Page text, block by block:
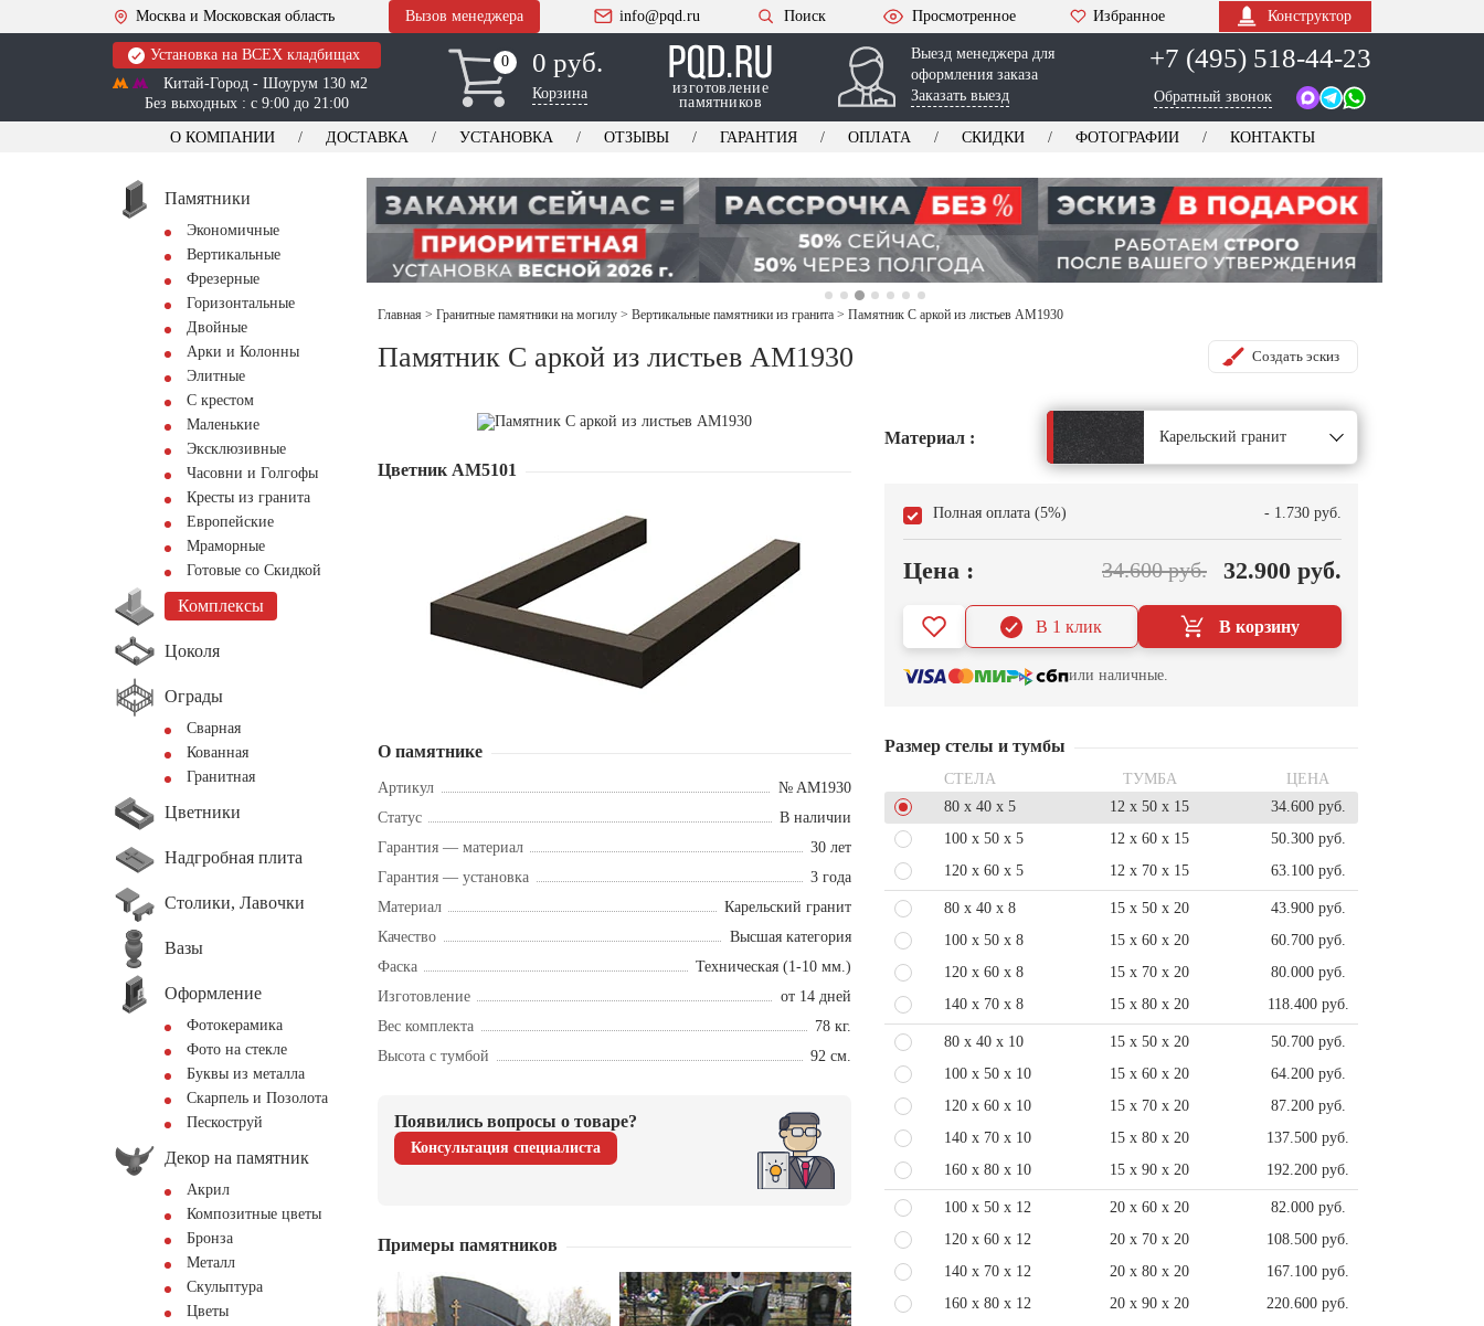
Москва и Московская область Вызов менеджера info@pqd.ru Поиск Просмотренное Избранное Конструктор
Установка на ВСЕХ кладбищах
Китай-Город - Шоурум 130 м2
Без выходных : с 9:00 до 21:00
0
0 0 руб.
Корзина
изготовление
памятников
Выезд менеджера для
оформления заказа
Заказать выезд
+7 (495) 518-44-23
Обратный звонок
О КОМПАНИИ ДОСТАВКА УСТАНОВКА ОТЗЫВЫ ГАРАНТИЯ ОПЛАТА СКИДКИ ФОТОГРАФИИ КОНТАКТЫ
Памятники
Экономичные
Вертикальные
Фрезерные
Горизонтальные
Двойные
Арки и Колонны
Элитные
С крестом
Маленькие
Эксклюзивные
Часовни и Голгофы
Кресты из гранита
Европейские
Мраморные
Готовые со Скидкой
Комплексы
Цоколя
Ограды
Сварная
Кованная
Гранитная
Цветники
Надгробная плита
Столики, Лавочки
Вазы
Оформление
Фотокерамика
Фото на стекле
Буквы из металла
Скарпель и Позолота
Пескоструй
Декор на памятник
Акрил
Композитные цветы
Бронза
Металл
Скульптура
Цветы
Главная > Гранитные памятники на могилу > Вертикальные памятники из гранита > Памятник С аркой из листьев AM1930
Памятник С аркой из листьев AM1930 Создать эскиз
Цветник АМ5101
О памятнике
Артикул
№ AM1930
Статус
В наличии
Гарантия — материал
30 лет
Гарантия — установка
3 года
Материал
Карельский гранит
Качество
Высшая категория
Фаска
Техническая (1-10 мм.)
Изготовление
от 14 дней
Вес комплекта
78 кг.
Высота с тумбой
92 см.
Появились вопросы о товаре?
Консультация специалиста
Примеры памятников
Материал : Карельский гранит
Полная оплата (5%) - 1.730 руб.
Цена : 34.600 руб. 32.900 руб.
В корзину
В 1 клик
или наличные.
Размер стелы и тумбы
СТЕЛА ТУМБА
ЦЕНА
80 x 40 x 5
12 x 50 x 15
34.600 руб.
100 x 50 x 5
12 x 60 x 15
50.300 руб.
120 x 60 x 5
12 x 70 x 15 63.100 руб.
80 x 40 x 8 15 x 50 x 20
43.900 руб.
100 x 50 x 8
15 x 60 x 20
60.700 руб.
120 x 60 x 8
15 x 70 x 20
80.000 руб.
140 x 70 x 8
15 x 80 x 20 118.400 руб.
80 x 40 x 10 15 x 50 x 20
50.700 руб.
100 x 50 x 10
15 x 60 x 20
64.200 руб.
120 x 60 x 10
15 x 70 x 20
87.200 руб.
140 x 70 x 10
15 x 80 x 20
137.500 руб.
160 x 80 x 10
15 x 90 x 20 192.200 руб.
100 x 50 x 12 20 x 60 x 20
82.000 руб.
120 x 60 x 12
20 x 70 x 20
108.500 руб.
140 x 70 x 12
20 x 80 x 20
167.100 руб.
160 x 80 x 12
20 x 90 x 20 220.600 руб.